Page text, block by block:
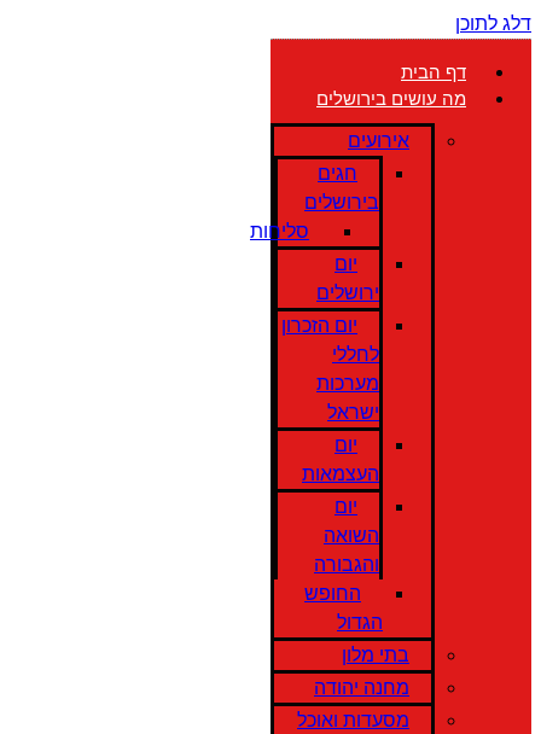
דלג לתוכן
דף הבית
מה עושים בירושלים
אירועים
חגים
בירושלים
סליחות
יום
ירושלים
יום הזכרון
לחללי
מערכות
ישראל
יום
העצמאות
יום
השואה
והגבורה
החופש
הגדול
בתי מלון
מחנה יהודה
מסעדות ואוכל